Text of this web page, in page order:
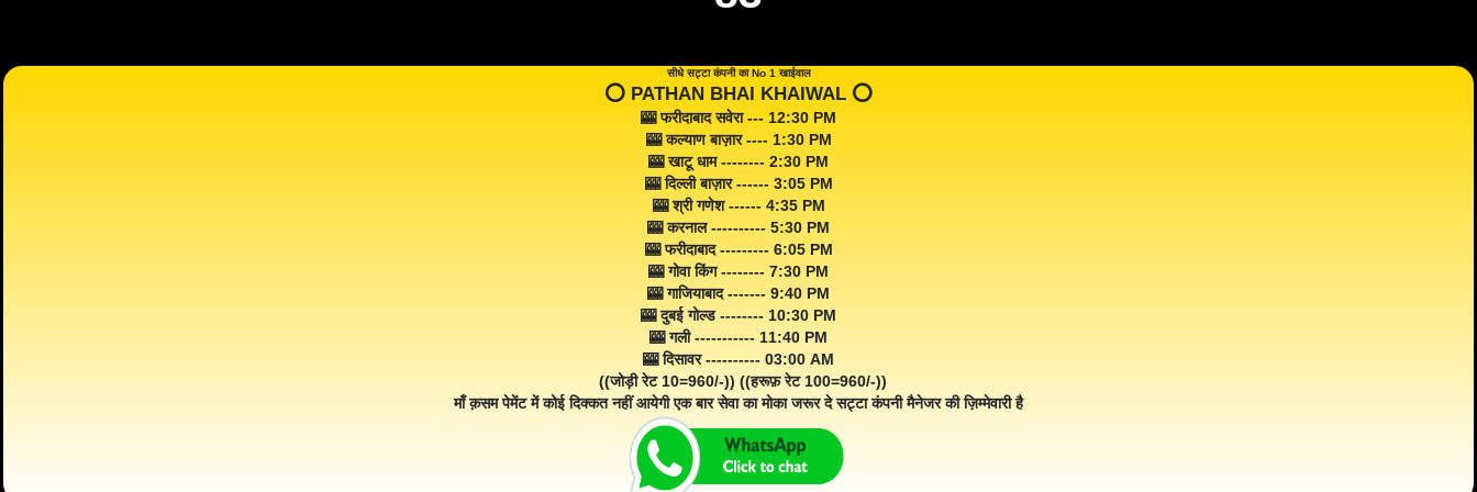
सीधे सट्टा कंपनी का No 1 खाईवाल
⭕️ PATHAN BHAI KHAIWAL ⭕️
🎰 फरीदाबाद सवेरा --- 12:30 PM
🎰 कल्याण बाज़ार ---- 1:30 PM
🎰 खाटू धाम -------- 2:30 PM
🎰 दिल्ली बाज़ार ------ 3:05 PM
🎰 श्री गणेश ------ 4:35 PM
🎰 करनाल ---------- 5:30 PM
🎰 फरीदाबाद --------- 6:05 PM
🎰 गोवा किंग -------- 7:30 PM
🎰 गाजियाबाद ------- 9:40 PM
🎰 दुबई गोल्ड -------- 10:30 PM
🎰 गली ----------- 11:40 PM
🎰 दिसावर ---------- 03:00 AM
((जोड़ी रेट 10=960/-)) ((हरूफ़ रेट 100=960/-))
माँ क़सम पेमेंट में कोई दिक्कत नहीं आयेगी एक बार सेवा का मोका जरूर दे सट्टा कंपनी मैनेजर की ज़िम्मेवारी है